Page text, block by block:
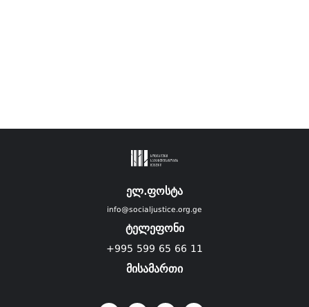
ელ.ფოსტა
info@socialjustice.org.ge
ტელეფონი
+995 599 65 66 11
მისამართი